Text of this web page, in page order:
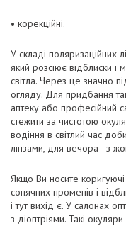
• корекційні.
У складі поляризаційних
який розсіює відблиски і
світла. Через це значно
огляду. Для придбання
аптеку або професійний
стежити за чистотою
водіння в світлий час
лінзами, для вечора - з
Якщо Ви носите
сонячних променів і
і тут вихід є. У салонах
з діоптріями. Такі